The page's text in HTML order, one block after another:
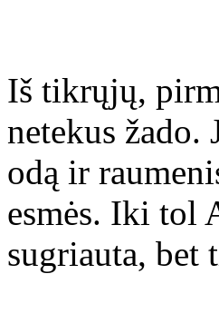
Iš tikrųjų,
netekus žado.
odą ir
esmės. Iki tol
sugriauta, bet